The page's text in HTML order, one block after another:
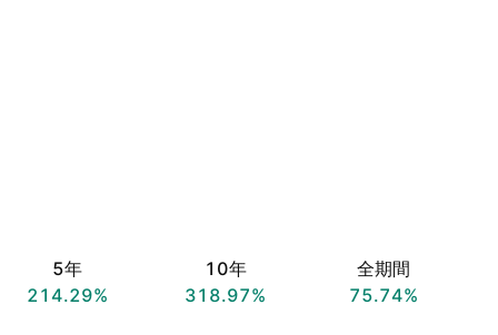
5年
214.29%
10年
318.97%
全期間
75.74%